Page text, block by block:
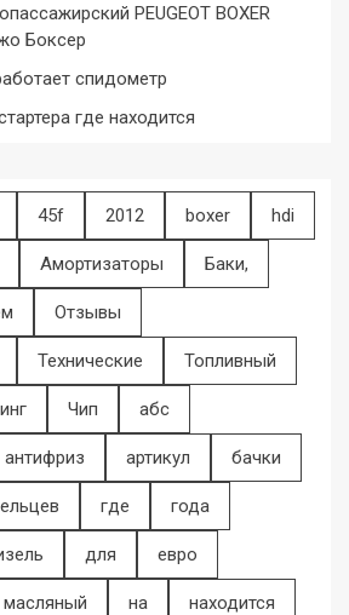
PEUGEOT BOXER
Боксер
спидометр
где находится
45f 2012 boxer hdi
Амортизаторы Баки,
Отзывы
Технические Топливный
Чип абс
антифриз артикул бачки
где года
для евро
масляный на находится